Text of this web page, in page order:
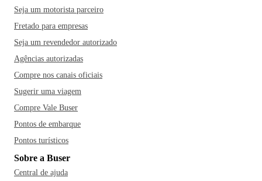
Seja um motorista parceiro
Fretado para empresas
Seja um revendedor autorizado
Agências autorizadas
Compre nos canais oficiais
Sugerir uma viagem
Compre Vale Buser
Pontos de embarque
Pontos turísticos
Sobre a Buser
Central de ajuda